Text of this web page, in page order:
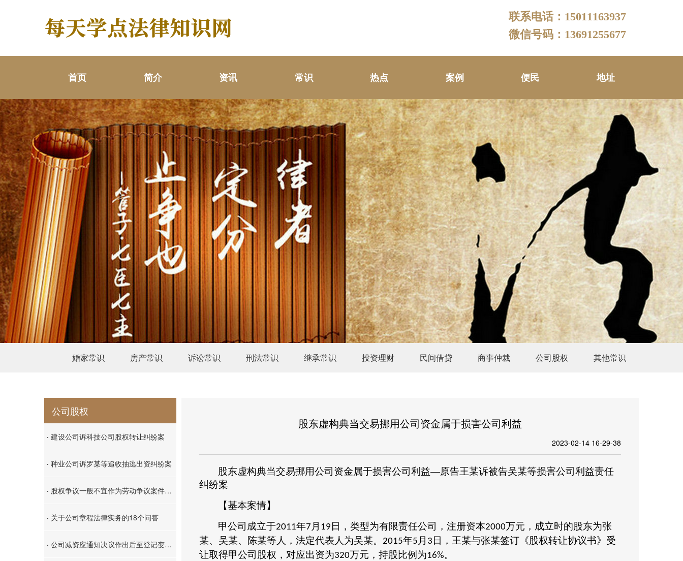
联系电话：15011163937
微信号码：13691255677
首页 简介 资讯 常识 热点 案例 便民 地址
婚家常识 房产常识 诉讼常识 刑法常识 继承常识 投资理财 民间借贷 商事仲裁 公司股权 其他常识
股东虚构典当交易挪用公司资金属于损害公司利益
2023-02-14 16-29-38
股东虚构典当交易挪用公司资金属于损害公司利益—原告王某诉被告吴某等损害公司利益责任
纠纷案
【基本案情】
甲公司成立于2011年7 月 19 日，类型为有限责任公司，注册资本2000万元，成立时的股东为张
某、吴某、陈某等人，法定代表人为吴某。 2015年5 月 3 日，王某与张某签订《股权转让协议书》受
让取得甲公司股权，对应出资为320万元，持股比例为16%。
公司股权
· 建设公司诉科技公司股权转让纠纷案
· 种业公司诉罗某等追收抽逃出资纠纷案
· 股权争议一般不宜作为劳动争议案件处理
· 关于公司章程法律实务的18个问答
· 公司减资应通知决议作出后至登记变更前新产生的债权人